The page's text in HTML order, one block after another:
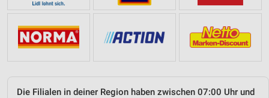
Die Filialen in deiner Region haben zwischen 07:00 Uhr und